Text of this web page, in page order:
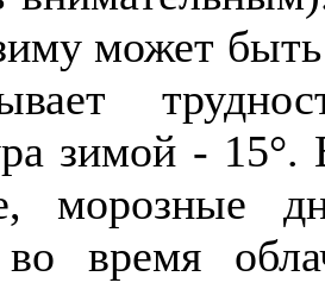
может
зимой -
морозные
время